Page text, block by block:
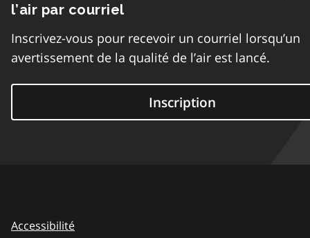
l’air par courriel
Inscrivez-vous pour recevoir un courriel lorsqu’un
avertissement de la qualité de l’air est lancé.
Inscription
Accessibilité